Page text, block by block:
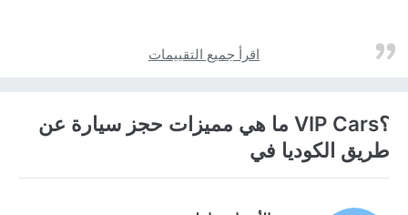
اقرأ جميع التقييمات
؟VIP Cars ما هي مميزات حجز سيارة عن
طريق الكوديا في